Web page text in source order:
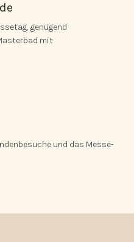
genügend
mit
und das Messe-